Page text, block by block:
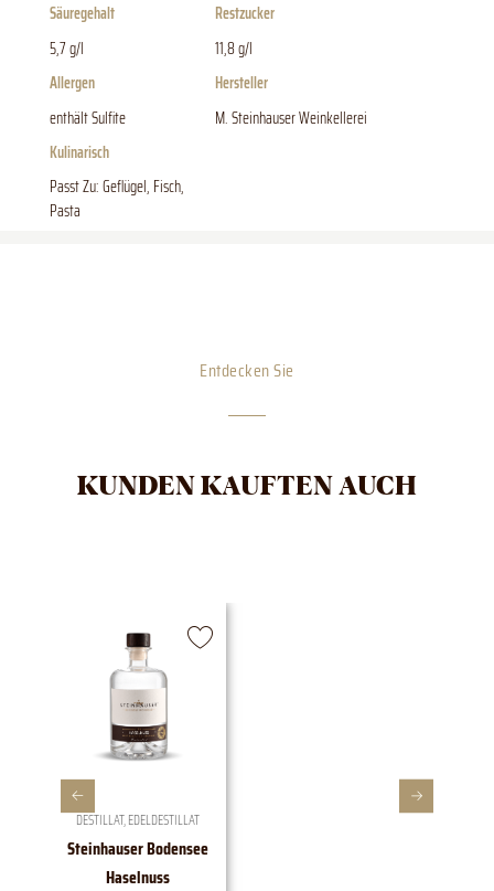
Säuregehalt
5,7 g/l
Restzucker
11,8 g/l
Allergen
enthält Sulfite
Hersteller
M. Steinhauser Weinkellerei
Kulinarisch
Passt Zu: Geflügel, Fisch,
Pasta
Entdecken Sie
KUNDEN KAUFTEN AUCH
DESTILLAT,EDELDESTILLAT
Steinhauser Bodensee
Haselnuss